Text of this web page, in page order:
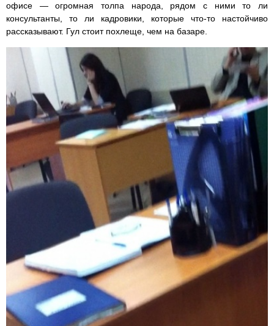
офисе — огромная толпа народа, рядом с ними то ли
консультанты, то ли кадровики, которые что-то настойчиво
рассказывают. Гул стоит похлеще, чем на базаре.